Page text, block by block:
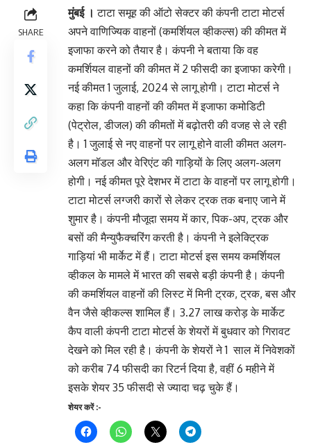
SHARE
मुंबई । टाटा समूह की ऑटो सेक्टर की कंपनी टाटा मोटर्स
अपने वाणिज्यिक वाहनों (कमर्शियल व्हीकल्स) की कीमत में
इजाफा करने को तैयार है। कंपनी ने बताया कि वह
कमर्शियल वाहनों की कीमत में 2 फीसदी का इजाफा करेगी।
नई कीमत 1 जुलाई, 2024 से लागू होगी। टाटा मोटर्स ने
कहा कि कंपनी वाहनों की कीमत में इजाफा कमोडिटी
(पेट्रोल, डीजल) की कीमतों में बढ़ोतरी की वजह से ले रही
है। 1 जुलाई से नए वाहनों पर लागू होने वाली कीमत अलग-
अलग मॉडल और वेरिएंट की गाड़ियों के लिए अलग-अलग
होगी। नई कीमत पूरे देशभर में टाटा के वाहनों पर लागू होगी।
टाटा मोटर्स लग्जरी कारों से लेकर ट्रक तक बनाए जाने में
शुमार है। कंपनी मौजूदा समय में कार, पिक-अप, ट्रक और
बसों की मैन्युफैक्चरिंग करती है। कंपनी ने इलेक्ट्रिक
गाड़ियां भी मार्केट में हैं। टाटा मोटर्स इस समय कमर्शियल
व्हीकल के मामले में भारत की सबसे बड़ी कंपनी है। कंपनी
की कमर्शियल वाहनों की लिस्ट में मिनी ट्रक, ट्रक, बस और
वैन जैसे व्हीकल्स शामिल हैं। 3.27 लाख करोड़ के मार्केट
कैप वाली कंपनी टाटा मोटर्स के शेयरों में बुधवार को गिरावट
देखने को मिल रही है। कंपनी के शेयरों ने 1 साल में निवेशकों
को करीब 74 फीसदी का रिटर्न दिया है, वहीं 6 महीने में
इसके शेयर 35 फीसदी से ज्यादा चढ़ चुके हैं।
शेयर करें :-